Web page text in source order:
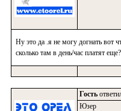
Ну это да .я не могу догнать вот
сколько там в день/час платят еще?
Гость
Юзер